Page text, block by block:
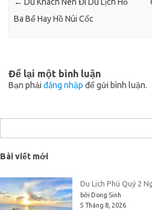
← Du Khách Nên Đi Du Lịch Hồ
Ba Bể Hay Hồ Núi Cốc
Để lại một bình luận
Bạn phải đăng nhập để gửi bình luận.
kiếm
cho:
Bài viết mới
Du Lịch Phú Quý 2
bởi Dong Sinh
5 Tháng 8, 2026